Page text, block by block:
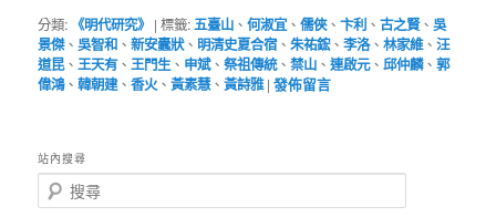
分類: 《明代研究》 |標籤:五臺山 、何淑宜 、儒俠、卞利 、古之賢、吳
景傑、吳智和 、新安蠹狀、 明清史夏合宿、朱祐鋐、李洛、林家維、汪
道昆、王天有、王門生 、 申斌、祭祖傳統、禁山 、連啟元、邱仲麟、郭
偉鴻、韓朝建、香火 、黃素慧、黃詩雅 |發佈留言
站內搜尋
搜
尋